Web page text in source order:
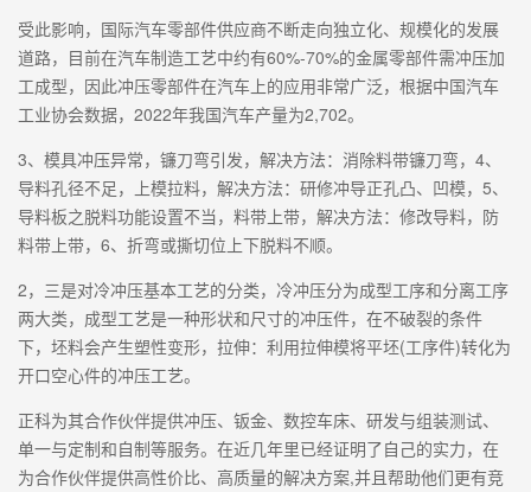
受此影响，国际汽车零部件供应商不断走向独立化、规模化的发展
道路，目前在汽车制造工艺中约有60%-70%的金属零部件需冲压加
工成型，因此冲压零部件在汽车上的应用非常广泛，根据中国汽车
工业协会数据，2022年我国汽车产量为2,702。
3、模具冲压异常，镰刀弯引发，解决方法：消除料带镰刀弯，4、
导料孔径不足，上模拉料，解决方法：研修冲导正孔凸、凹模，5、
导料板之脱料功能设置不当，料带上带，解决方法：修改导料，防
料带上带，6、折弯或撕切位上下脱料不顺。
2，三是对冷冲压基本工艺的分类，冷冲压分为成型工序和分离工序
两大类，成型工艺是一种形状和尺寸的冲压件，在不破裂的条件
下，坯料会产生塑性变形，拉伸：利用拉伸模将平坯(工序件)转化为
开口空心件的冲压工艺。
正科为其合作伙伴提供冲压、钣金、数控车床、研发与组装测试、
单一与定制和自制等服务。在近几年里已经证明了自己的实力，在
为合作伙伴提供高性价比、高质量的解决方案,并且帮助他们更有竞